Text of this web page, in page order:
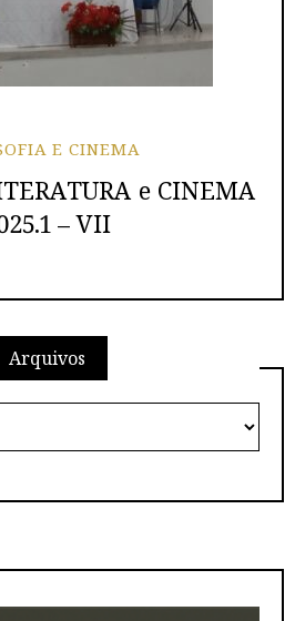
E CINEMA
e CINEMA
– VII
Arquivos